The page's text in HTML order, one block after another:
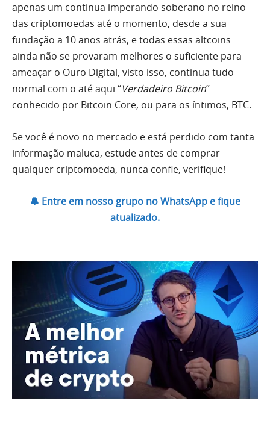
apenas um continua imperando soberano no reino
das criptomoedas até o momento, desde a sua
fundação a 10 anos atrás, e todas essas altcoins
ainda não se provaram melhores o suficiente para
ameaçar o Ouro Digital, visto isso, continua tudo
normal com o até aqui “Verdadeiro Bitcoin”
conhecido por Bitcoin Core, ou para os íntimos, BTC.
Se você é novo no mercado e está perdido com tanta
informação maluca, estude antes de comprar
qualquer criptomoeda, nunca confie, verifique!
🔔 Entre em nosso grupo no WhatsApp e fique
atualizado.